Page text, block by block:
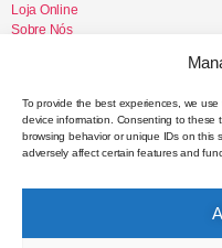
To provide the best experiences, we
device information. Consenting to these
browsing behavior or unique IDs on this
adversely affect certain features and
Loja Online
Sobre Nós
Redes Sociais